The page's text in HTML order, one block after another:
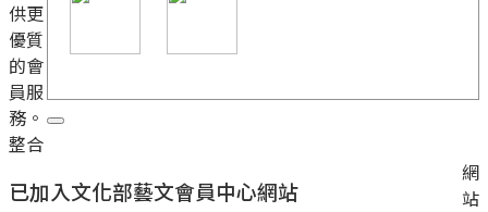
已加入文化部藝文會員中心網站
供更
優質
的會
員服
務。
整合
網
站